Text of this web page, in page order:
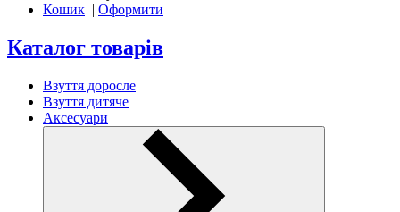
Кошик | Оформити
Каталог товарів
Взуття доросле
Взуття дитяче
Аксесуари